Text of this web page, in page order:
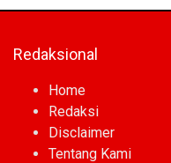
Redaksional
Home
Redaksi
Disclaimer
Tentang Kami